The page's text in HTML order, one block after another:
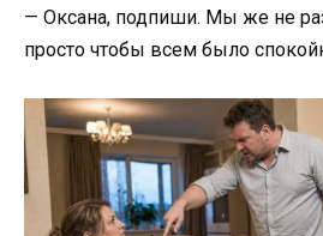
— Оксана, подпиши. Мы же не
просто чтобы всем было